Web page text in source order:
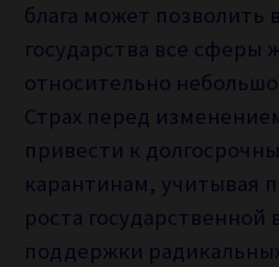
блага может позволить
государства все сферы
относительно
Страх перед
привести к
карантинам, учитывая
роста государственной
поддержки